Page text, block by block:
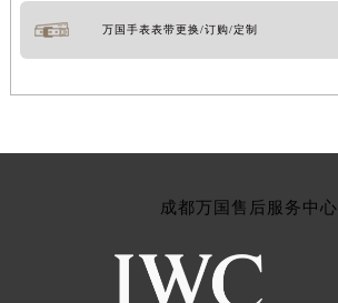
万国手表表带更换/订购/定制
成都万国售后服务中心